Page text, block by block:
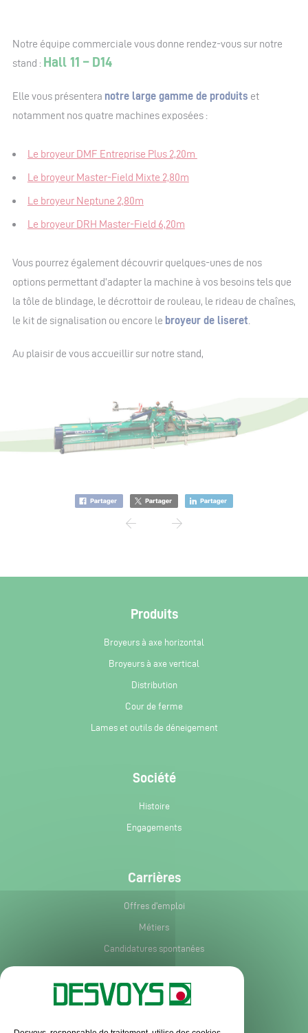
Notre équipe commerciale vous donne rendez-vous sur notre
stand : Hall 11 – D14
Elle vous présentera notre large gamme de produits et
notamment nos quatre machines exposées :
Le broyeur DMF Entreprise Plus 2,20m
Le broyeur Master-Field Mixte 2,80m
Le broyeur Neptune 2,80m
Le broyeur DRH Master-Field 6,20m
Vous pourrez également découvrir quelques-unes de nos
options permettant d’adapter la machine à vos besoins tels que
la tôle de blindage, le décrottoir de rouleau, le rideau de chaînes,
le kit de signalisation ou encore le broyeur de liseret
Au plaisir de vous accueillir sur notre stand,
Produits
Broyeurs à axe horizontal
Broyeurs à axe vertical
Distribution
Cour de ferme
Lames et outils de déneigement
Société
Histoire
Engagements
Carrières
Offres d'emploi
Métiers
Candidatures spontanées
Services et informations